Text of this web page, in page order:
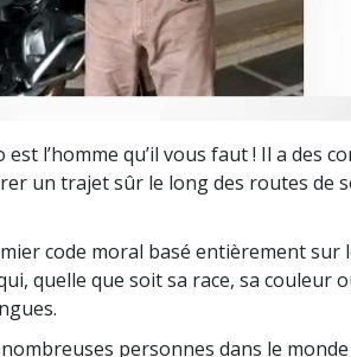
l’homme qu’il vous faut ! Il a des
un trajet sûr le long des routes de
code moral basé entièrement sur
quelle que soit sa race, sa couleur
personnes dans le